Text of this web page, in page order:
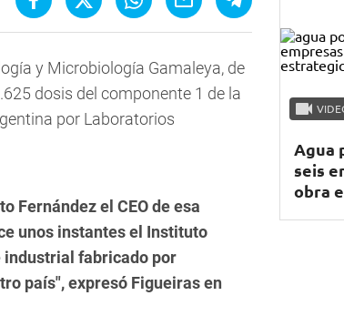
y Microbiología Gamaleya, de
dosis del componente 1 de la
por Laboratorios
Fernández el CEO de esa
unos instantes el Instituto
industrial fabricado por
país", expresó Figueiras en
Agua
seis
obra